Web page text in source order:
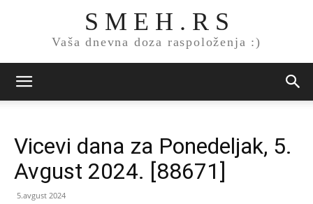
S M E H . R S
Vaša dnevna doza raspoloženja :)
Vicevi dana za Ponedeljak, 5.
Avgust 2024. [88671]
5.avgust 2024